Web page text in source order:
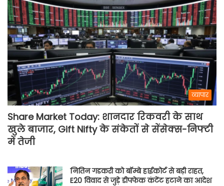
व्यापार
Share Market Today: शानदार रिकवरी के साथ
खुले बाजार, Gift Nifty के संकेतों से सेंसेक्स-निफ्टी
में तेजी
नितिन गडकरी को बॉम्बे हाईकोर्ट से बड़ी राहत,
E20 विवाद से जुड़े डीपफेक कंटेंट हटाने का आदेश